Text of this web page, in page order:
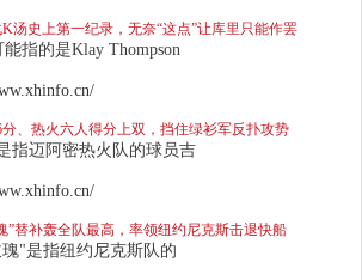
汤史上第一纪录，无奈“这点”让库里只能作罢
指的是Klay Thompson
分、热火六人得分上双，挡住绿衫军反扑攻势
指迈阿密热火队的球员吉
”替补轰全队最高，率领纽约尼克斯击退快船
"是指纽约尼克斯队的